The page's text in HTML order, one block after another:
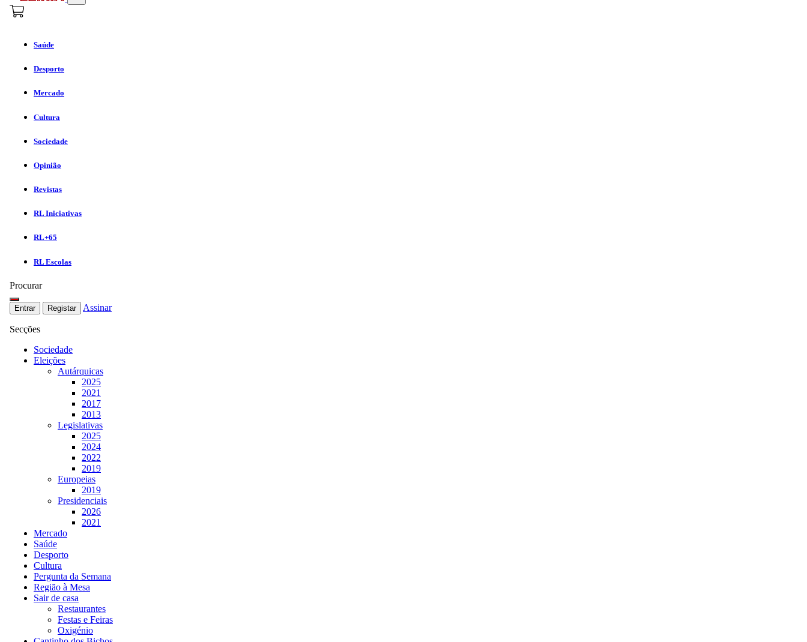
Saúde
Desporto
Mercado
Cultura
Sociedade
Opinião
Revistas
RL Iniciativas
RL+65
RL Escolas
Procurar
Entrar Registar Assinar
Secções
Sociedade
Eleições
Autárquicas
2025
2021
2017
2013
Legislativas
2025
2024
2022
2019
Europeias
2019
Presidenciais
2026
2021
Mercado
Saúde
Desporto
Cultura
Pergunta da Semana
Região à Mesa
Sair de casa
Restaurantes
Festas e Feiras
Oxigénio